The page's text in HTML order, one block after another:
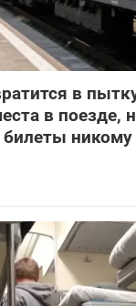
в
в поезде,
билеты никому